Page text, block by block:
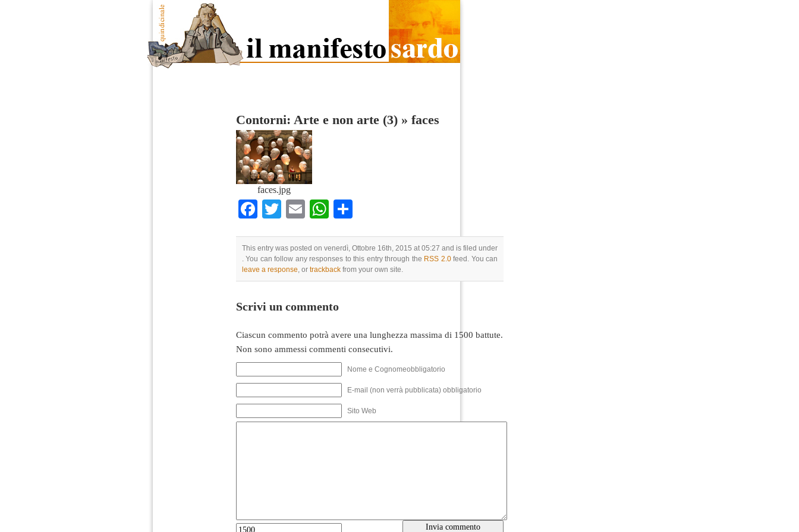
Contorni: Arte e non arte (3) » faces
faces.jpg
Facebook
TwitterEmailWhatsApp
This entry was posted on venerdì, Ottobre 16th, 2015 at 05:27 and is filed under
. You can follow any responses to this entry through the RSS 2.0feed. You can
leave a response, or trackback from your own site.
Scrivi un commento
Ciascun commento potrà avere una lunghezza massima di 1500 battute.
Non sono ammessi commenti consecutivi.
Nome e Cognomeobbligatorio
E-mail (non verrà pubblicata) obbligatorio
Sito Web